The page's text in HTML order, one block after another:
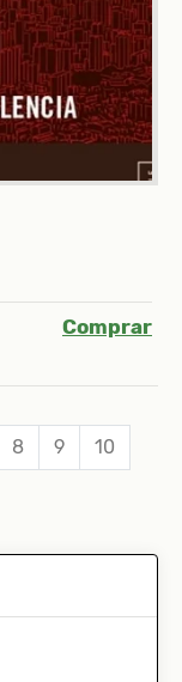
Comprar
8 9
10